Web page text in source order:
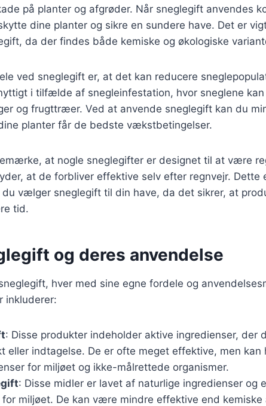
på planter og afgrøder. Når sneglegift anvendes
dine planter og sikre en sundere have. Det er
da der findes både kemiske og økologiske
ved sneglegift er, at det kan reducere
i tilfælde af snegleinfestation, hvor sneglene
og frugttræer. Ved at anvende sneglegift kan du
planter får de bedste vækstbetingelser.
at nogle sneglegifter er designet til at være
at de forbliver effektive selv efter regnvejr. Dette
vælger sneglegift til din have, da det sikrer, at
tid.
og deres anvendelse
hver med sine egne fordele og
inkluderer:
: Disse produkter indeholder aktive ingredienser, der
eller indtagelse. De er ofte meget effektive, men kan
for miljøet og ikke-målrettede organismer.
: Disse midler er lavet af naturlige ingredienser og
for miljøet. De kan være mindre effektive end kemiske